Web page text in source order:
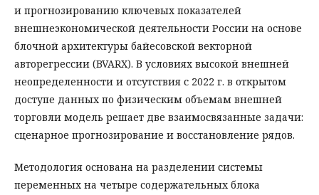
и прогнозированию ключевых показателей
внешнеэкономической деятельности России на основе
блочной архитектуры байесовской векторной
авторегрессии (BVARX). В условиях высокой внешней
неопределенности и отсутствия с 2022 г. в отк­рытом
доступе данных по физическим объемам внешней
торговли модель решает две взаимосвязанные задачи:
сценарное прогнозирование и восстановление рядов.
Методология основана на разделении системы
переменных на четыре содержательных блока